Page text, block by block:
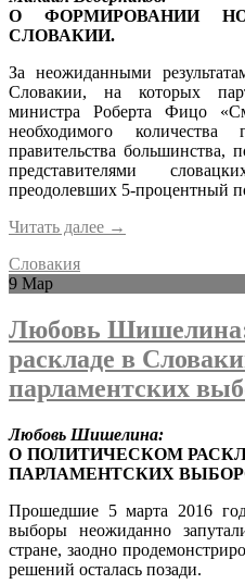
О ФОРМИРОВАНИИ
СЛОВАКИИ.
За неожиданными
Словакии, на которых
министра Роберта Фицо
необходимого
правительства большинства,
представителями
преодолевших 5-процентный
Читать далее →
Словакия
9 Мар
Любовь
раскладе в
парламентских
Любовь Шишелина:
О ПОЛИТИЧЕСКОМ
ПАРЛАМЕНТСКИХ
Прошедшие 5 марта 2016
выборы неожиданно
стране, заодно
решений осталась позади.